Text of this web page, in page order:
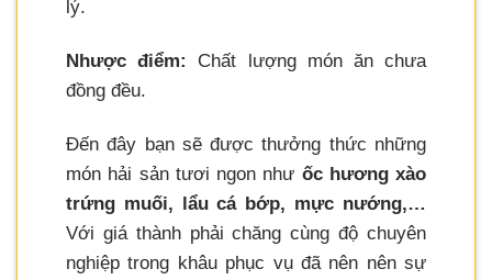
lý.
Nhược điểm:
Chất lượng món ăn chưa
đồng đều.
Đến đây bạn sẽ được thưởng thức những
món hải sản tươi ngon như ốc hương xào
trứng muối, lẩu cá bớp, mực nướng,…
Với giá thành phải chăng cùng độ chuyên
nghiệp trong khâu phục vụ đã nên nên sự